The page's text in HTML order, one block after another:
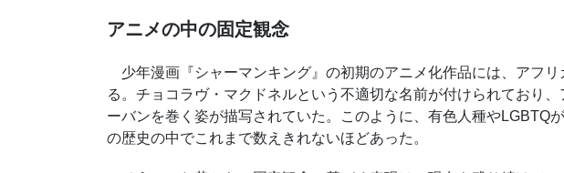
アニメの中の固定観念
少年漫画『シャーマンキング』の初期のアニメ化作品には、アフリ
る。チョコラヴ・マクドネルという不適切な名前が付けられており
ーバンを巻く姿が描写されていた。このように、有色人種やLGBTQ
の歴史の中でこれまで数えきれないほどあった。